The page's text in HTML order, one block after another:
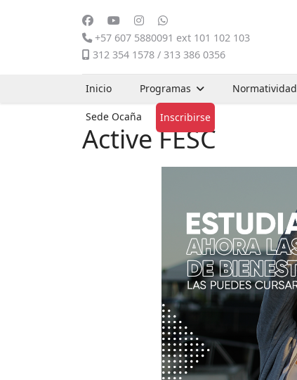
+57 607 5880091 ext 101 102 103
312 354 1578 / 313 386 0356
Inicio Programas Normatividad
Sede Ocaña Inscribirse
Active FESC